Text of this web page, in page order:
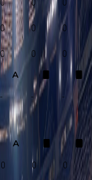
0 0 0
0 0 0
0 0 0
A
- - -
A
0 0 0